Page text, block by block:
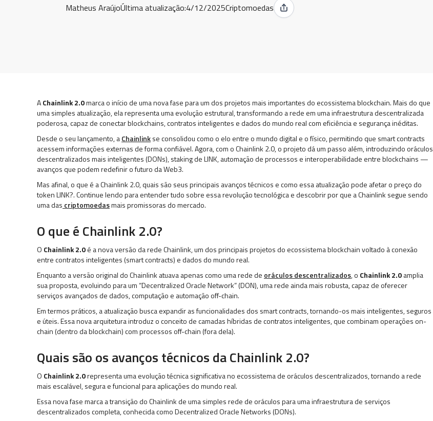
Matheus AraújoÚltima atualização:4/12/2025Criptomoedas
AChainlink 2.0marca o início de uma nova fase para um dos projetos mais importantes do ecossistema blockchain. Mais do que
uma simples atualização, ela representa uma evolução estrutural, transformando a rede em uma infraestrutura descentralizada
poderosa, capaz de conectar blockchains, contratos inteligentes e dados do mundo real com eficiência e segurança inéditas.
Desde o seu lançamento, aChainlinkse consolidou como o elo entre o mundo digital e o físico, permitindo que smart contracts
acessem informações externas de forma confiável. Agora, com o Chainlink 2.0, o projeto dá um passo além, introduzindo oráculos
descentralizados mais inteligentes (DONs), staking de LINK, automação de processos e interoperabilidade entre blockchains —
avanços que podem redefinir o futuro da Web3.
Mas afinal, o que é a Chainlink 2.0, quais são seus principais avanços técnicos e como essa atualização pode afetar o preço do
token LINK?. Continue lendo para entender tudo sobre essa revolução tecnológica e descobrir por que a Chainlink segue sendo
uma das criptomoedasmais promissoras do mercado.
O que é Chainlink 2.0?
O Chainlink 2.0é a nova versão da rede Chainlink, um dos principais projetos do ecossistema blockchain voltado à conexão
entre contratos inteligentes (smart contracts) e dados do mundo real.
Enquanto a versão original do Chainlink atuava apenas como uma rede de oráculos descentralizados, o Chainlink 2.0amplia
sua proposta, evoluindo para um “Decentralized Oracle Network” (DON), uma rede ainda mais robusta, capaz de oferecer
serviços avançados de dados, computação e automação off-chain.
Em termos práticos, a atualização busca expandir as funcionalidades dos smart contracts, tornando-os mais inteligentes, seguros
e úteis. Essa nova arquitetura introduz o conceito de camadas híbridas de contratos inteligentes, que combinam operações on-
chain (dentro da blockchain) com processos off-chain (fora dela).
Quais são os avanços técnicos da Chainlink 2.0?
O Chainlink 2.0representa uma evolução técnica significativa no ecossistema de oráculos descentralizados, tornando a rede
mais escalável, segura e funcional para aplicações do mundo real.
Essa nova fase marca a transição do Chainlink de uma simples rede de oráculos para uma infraestrutura de serviços
descentralizados completa, conhecida como Decentralized Oracle Networks (DONs).